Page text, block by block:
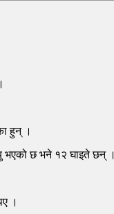
हुन् ।
भएको छ भने १२ घाइते छन् ।
।